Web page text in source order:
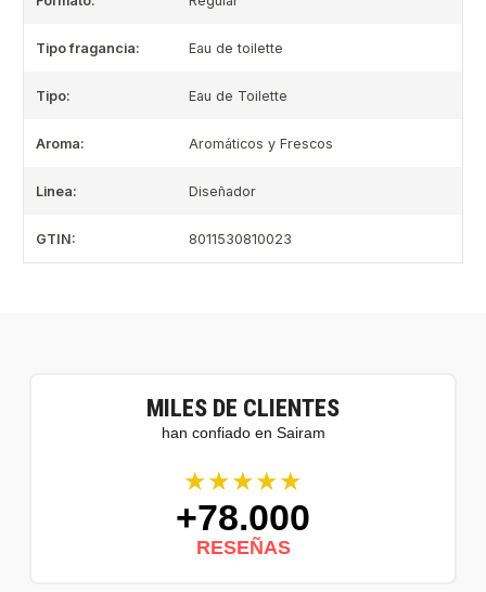
Tipo fragancia: Eau de toilette
Tipo: Eau de Toilette
Aroma: Aromáticos y Frescos
Linea: Diseñador
GTIN: 8011530810023
MILES DE CLIENTES
han confiado en Sairam
★★★★★
+78.000
RESEÑAS